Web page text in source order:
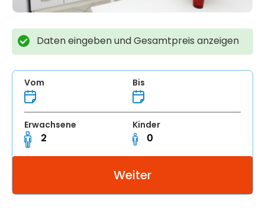
Daten eingeben und Gesamtpreis anzeigen
Vom Bis
Erwachsene Kinder